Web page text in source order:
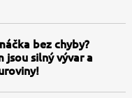
bez chyby?
jsou silný vývar a